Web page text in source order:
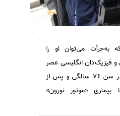
به‌جرأت می‌توان او را
و فیزیک‌دان انگلیسی عصر
حاضر توصیف کرد، در سن ۷۶ سالگی و پس از
بیماری «موتور نورون»